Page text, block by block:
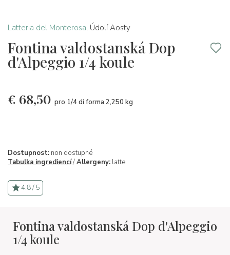
Latteria del Monterosa, Údolí Aosty
Fontina valdostanská Dop
d'Alpeggio 1/4 koule
€ 68,50 pro 1/4 di forma 2,250 kg
Dostupnost: non dostupné
Tabulka ingrediencí/Allergeny: latte
4.8 / 5
Fontina valdostanská Dop d'Alpeggio
1/4 koule